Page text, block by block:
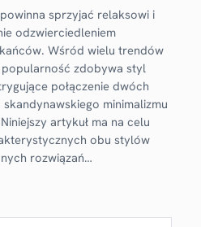
sprzyjać relaksowi i
odzwierciedleniem
Wśród wielu trendów
zdobywa styl
połączenie dwóch
minimalizmu
artykuł ma na celu
obu stylów
rozwiązań…